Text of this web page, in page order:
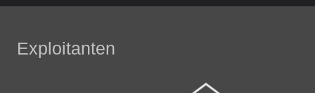
Exploitanten